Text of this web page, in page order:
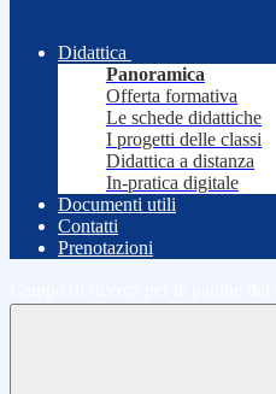
Didattica
Panoramica
Offerta formativa
Le schede didattiche
I progetti delle classi
Didattica a distanza
In-pratica digitale
Documenti utili
Contatti
Prenotazioni